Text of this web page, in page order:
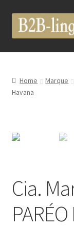
Aller
Aller
au
B2B Lingerie
Wholesale
Boutique
Luxury Lingerie
Femme
Home Marque
Havana
Cia.